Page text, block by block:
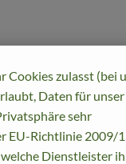
entweder auf
hat er ähnlich
Cookies zulasst (bei
Daten für unser
sehr
EU-Richtlinie 2009/
Dienstleister